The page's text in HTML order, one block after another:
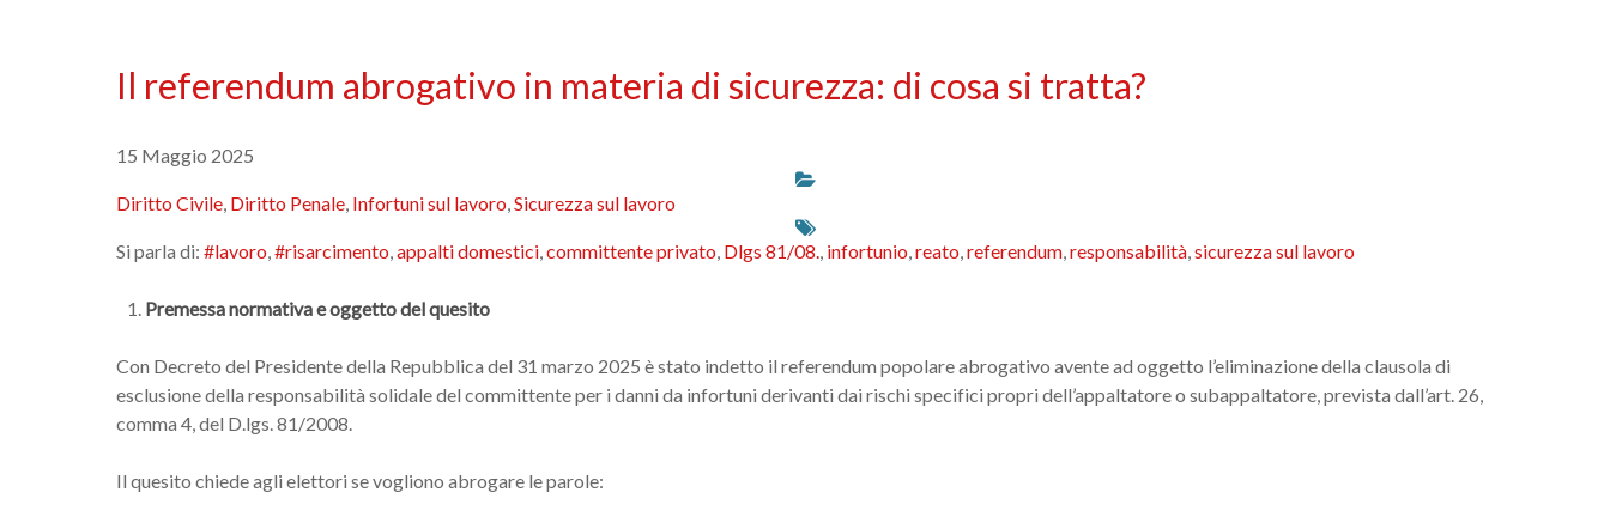
Il referendum abrogativo in materia di sicurezza: di cosa si tratta?
15 Maggio 2025
Diritto Civile, Diritto Penale, Infortuni sul lavoro,Sicurezza sul lavoro
Si parla di: #lavoro,#risarcimento,appalti domestici,committente privato, Dlgs 81/08., infortunio,reato,referendum,responsabilità,sicurezza sul lavoro
Premessa normativa e oggetto del quesito
Con Decreto del Presidente della Repubblica del 31 marzo 2025 è stato indetto il referendum popolare abrogativo avente ad oggetto l’eliminazione della clausola di
esclusione della responsabilità solidale del committente per i danni da infortuni derivanti dai rischi specifici propri dell’appaltatore o subappaltatore, prevista dall’art. 26,
comma 4, del D.lgs. 81/2008.
Il quesito chiede agli elettori se vogliono abrogare le parole: